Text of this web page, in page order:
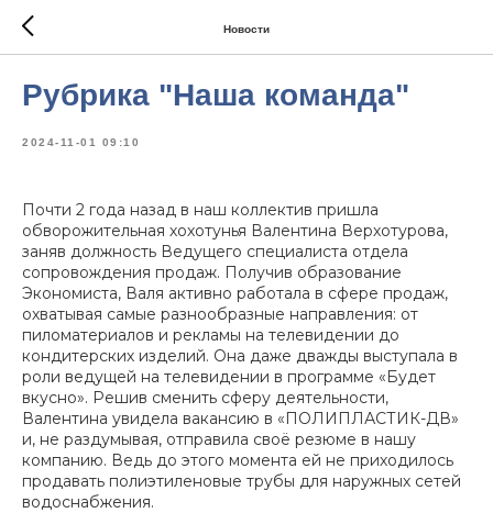
Новости
Рубрика "Наша команда"
2024-11-01 09:10
Почти 2 года назад в наш коллектив пришла
обворожительная хохотунья Валентина Верхотурова,
заняв должность Ведущего специалиста отдела
сопровождения продаж. Получив образование
Экономиста, Валя активно работала в сфере продаж,
охватывая самые разнообразные направления: от
пиломатериалов и рекламы на телевидении до
кондитерских изделий. Она даже дважды выступала в
роли ведущей на телевидении в программе «Будет
вкусно». Решив сменить сферу деятельности,
Валентина увидела вакансию в «ПОЛИПЛАСТИК-ДВ»
и, не раздумывая, отправила своё резюме в нашу
компанию. Ведь до этого момента ей не приходилось
продавать полиэтиленовые трубы для наружных сетей
водоснабжения.